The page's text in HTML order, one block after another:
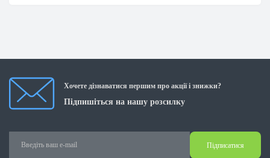
Хочете дізнаватися першим про акції і знижки?
Підпишіться на нашу розсилку
Підписатися